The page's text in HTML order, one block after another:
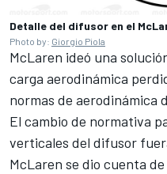
Detalle del difusor en el
Photo by: Giorgio Piola
McLaren ideó una
carga aerodinámica
normas de aerodinámica
El cambio de normativa
verticales del difusor
McLaren se dio cuenta